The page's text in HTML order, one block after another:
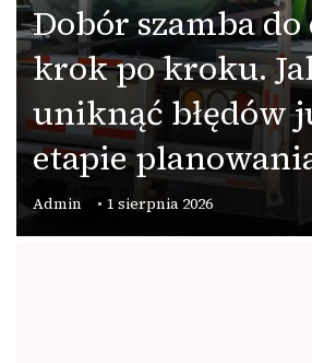
Dobór szamba
krok po kroku.
uniknąć błędów
etapie
Admin 1 sierpnia 2026